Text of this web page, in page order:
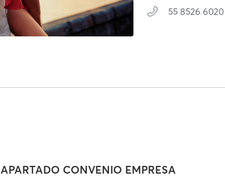
55 8526 6020
APARTADO CONVENIO EMPRESA